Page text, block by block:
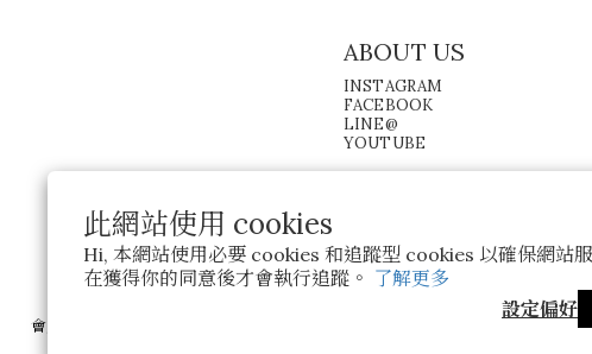
此網站使用 cookies
Hi, 本網站使用必要 cookies 和追蹤型 cookies 以確保網站
在獲得你的同意後才會執行追蹤。 了解更多
設定偏好
會員登入
ABOUT US
INSTAGRAM
FACEBOOK
LINE@
YOUTUBE